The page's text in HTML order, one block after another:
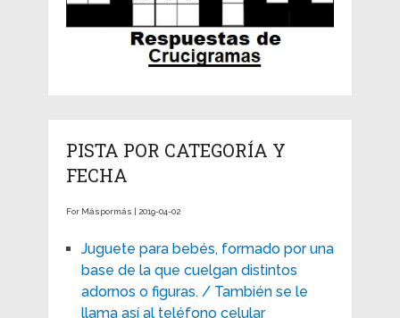
PISTA POR CATEGORÍA Y
FECHA
For Máspormás | 2019-04-02
Juguete para bebés, formado por una
base de la que cuelgan distintos
adornos o figuras. / También se le
llama así al teléfono celular